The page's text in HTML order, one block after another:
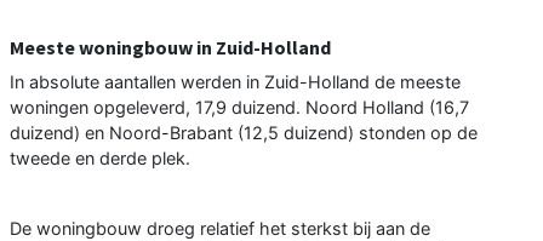
Meeste woningbouw in Zuid-Holland
In absolute aantallen werden in Zuid-Holland de meeste
woningen opgeleverd, 17,9 duizend. Noord Holland (16,7
duizend) en Noord-Brabant (12,5 duizend) stonden op de
tweede en derde plek.
De woningbouw droeg relatief het sterkst bij aan de